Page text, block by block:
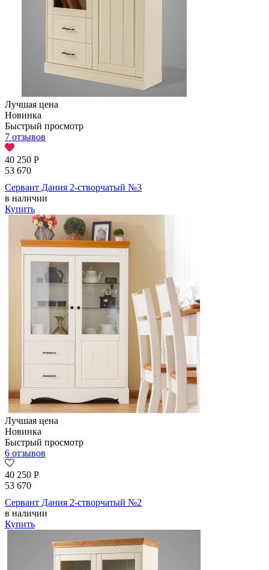
Лучшая цена
Новинка
Быстрый просмотр
7 отзывов
40 250 Р
53 670
Сервант Дания 2-створчатый №3
в наличии
Купить
Лучшая цена
Новинка
Быстрый просмотр
6 отзывов
40 250 Р
53 670
Сервант Дания 2-створчатый №2
в наличии
Купить